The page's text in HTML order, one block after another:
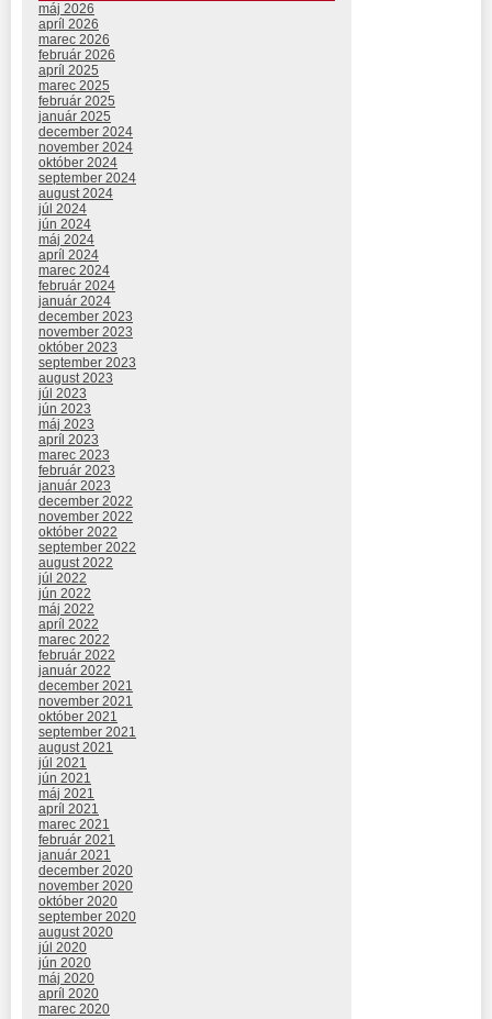
máj 2026
apríl 2026
marec 2026
február 2026
apríl 2025
marec 2025
február 2025
január 2025
december 2024
november 2024
október 2024
september 2024
august 2024
júl 2024
jún 2024
máj 2024
apríl 2024
marec 2024
február 2024
január 2024
december 2023
november 2023
október 2023
september 2023
august 2023
júl 2023
jún 2023
máj 2023
apríl 2023
marec 2023
február 2023
január 2023
december 2022
november 2022
október 2022
september 2022
august 2022
júl 2022
jún 2022
máj 2022
apríl 2022
marec 2022
február 2022
január 2022
december 2021
november 2021
október 2021
september 2021
august 2021
júl 2021
jún 2021
máj 2021
apríl 2021
marec 2021
február 2021
január 2021
december 2020
november 2020
október 2020
september 2020
august 2020
júl 2020
jún 2020
máj 2020
apríl 2020
marec 2020